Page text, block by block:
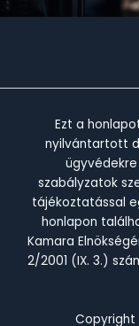
Ezt a
nyilvántartott
szabályzatok
tájékoztatással
honlapon
Kamara
2/2001 (IX. 3.)
Copyright